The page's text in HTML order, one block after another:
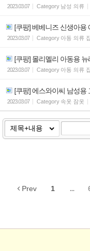
2023.03.07 Category 남성 의류
[쿠팡] 베베니즈 신생아용
2023.03.07 Category 아동 의류
[쿠팡] 몰리멜리 아동용
2023.03.07 Category 아동 의류
[쿠팡] 에스와이씨 남성용
2023.03.07 Category 속옷 잠옷
Prev 1 ...